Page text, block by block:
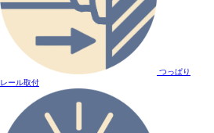
つっぱり
レール取付